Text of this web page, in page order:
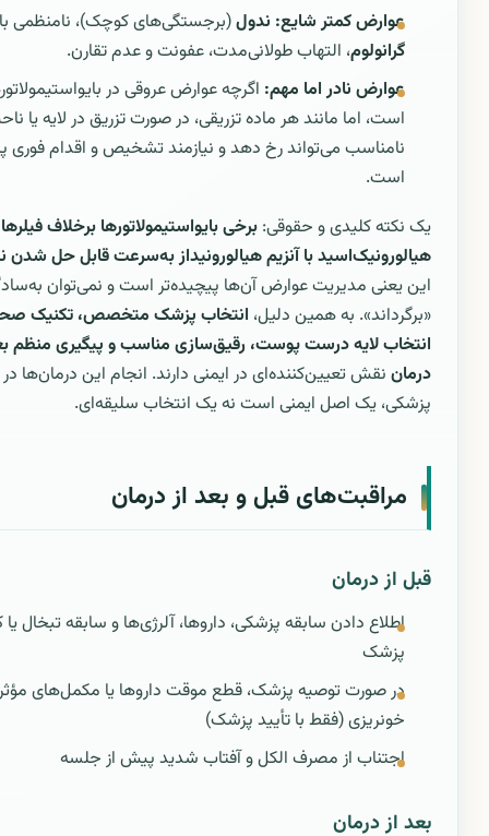
عوارض کمتر شایع: ندول(برجستگی‌های کوچک)، نامنظمی
گرانولوم، التهاب طولانی‌مدت، عفونت و عدم تقارن.
عوارض نادر اما مهم: اگرچه عوارض عروقی در
است، اما مانند هر ماده تزریقی، در صورت تزریق در لایه یا
نامناسب می‌تواند رخ دهد و نیازمند تشخیص و اقدام فوری
است.
یک نکته کلیدی و حقوقی: برخی بایواستیمولاتورها برخلاف
هیالورونیک‌اسید با آنزیم هیالورونیداز به‌سرعت قابل حل شدن
این یعنی مدیریت عوارض آن‌ها پیچیده‌تر است و نمی‌توان
«برگرداند». به همین دلیل، انتخاب پزشک متخصص، تکنیک
انتخاب لایه درست پوست، رقیق‌سازی مناسب و پیگیری منظم
درمان نقش تعیین‌کننده‌ای در ایمنی دارند. انجام این درمان‌ها
پزشکی، یک اصل ایمنی است نه یک انتخاب سلیقه‌ای.
مراقبت‌های قبل و بعد از درمان
قبل از درمان
اطلاع دادن سابقه پزشکی، داروها، آلرژی‌ها و سابقه تبخال یا
پزشک
در صورت توصیه پزشک، قطع موقت داروها یا مکمل‌های
خونریزی (فقط با تأیید پزشک)
اجتناب از مصرف الکل و آفتاب شدید پیش از جلسه
بعد از درمان